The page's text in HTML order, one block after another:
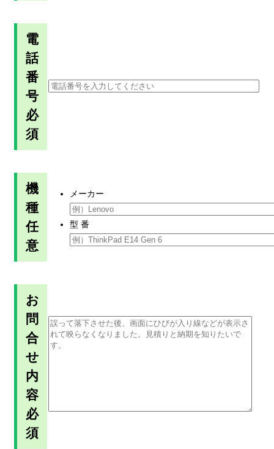
電
話
番
号
必
須
機
種
任
意
メーカー
型 番
お
問
合
せ
内
容
必
須